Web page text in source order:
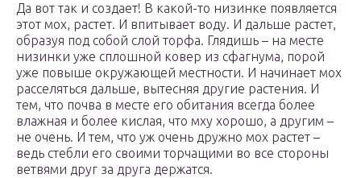
Да вот так и создает! В какой-то низинке появляется
этот мох, растет. И впитывает воду. И дальше растет,
образуя под собой слой торфа. Глядишь – на месте
низинки уже сплошной ковер из сфагнума, порой
уже повыше окружающей местности. И начинает мох
расселяться дальше, вытесняя другие растения. И
тем, что почва в месте его обитания всегда более
влажная и более кислая, что мху хорошо, а другим –
не очень. И тем, что уж очень дружно мох растет –
ведь стебли его своими торчащими во все стороны
ветвями друг за друга держатся.